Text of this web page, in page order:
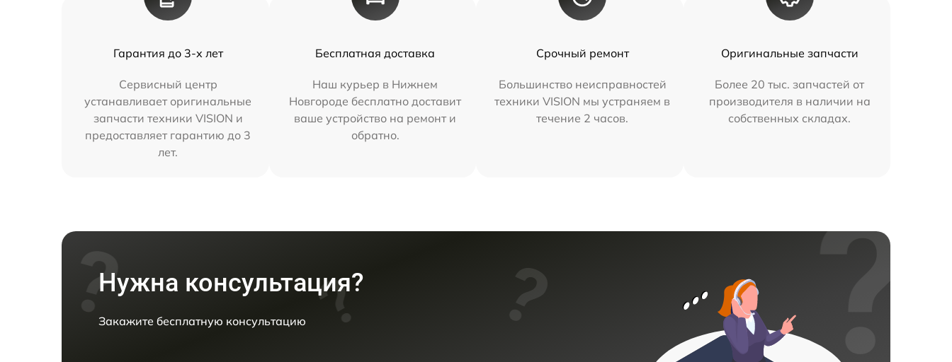
Гарантия до 3-х лет
Сервисный центр
устанавливает оригинальные
запчасти техники VISION и
предоставляет гарантию до 3
лет.
Бесплатная доставка
Наш курьер в Нижнем
Новгороде бесплатно доставит
ваше устройство на ремонт и
обратно.
Срочный ремонт
Большинство неисправностей
техники VISION мы устраняем в
течение 2 часов.
Оригинальные запчасти
Более 20 тыс. запчастей от
производителя в наличии на
собственных складах.
Нужна консультация?
Закажите бесплатную консультацию